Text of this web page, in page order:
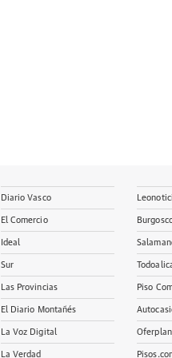
Diario Vasco
El Comercio
Ideal
Sur
Las Provincias
El Diario Montañés
La Voz Digital
La Verdad
Piso
Oferplan